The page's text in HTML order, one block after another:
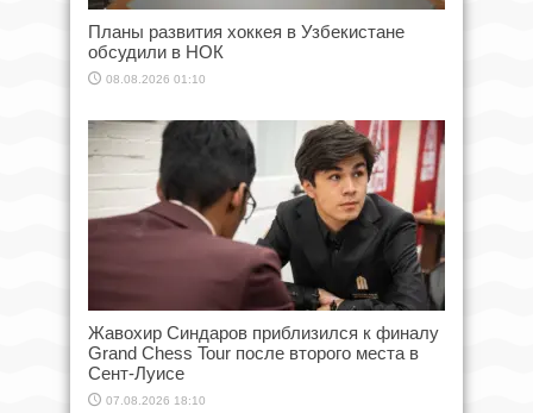
Планы развития хоккея в Узбекистане
обсудили в НОК
08.08.2026 01:10
Жавохир Синдаров приблизился к финалу
Grand Chess Tour после второго места в
Сент-Луисе
07.08.2026 18:10